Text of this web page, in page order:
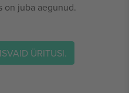
on juba aegunud.
ÜRITUSI.